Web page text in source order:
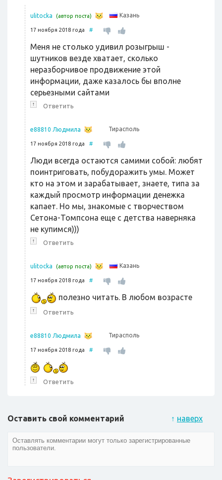
ulitocka (автор поста) Казань
17 ноября 2018 года #
Меня не столько удивил розыгрыш -
шутников везде хватает, сколько
неразборчивое продвижение этой
информации, даже казалось бы вполне
серьезными сайтами
↑ Ответить
e88810 Людмила Тирасполь
17 ноября 2018 года #
Люди всегда остаются самими собой: любят
поинтриговать, побудоражить умы. Может
кто на этом и зарабатывает, знаете, типа за
каждый просмотр информации денежка
капает. Но мы, знакомые с творчеством
Сетона-Томпсона еще с детства наверняка
не купимся)))
↑ Ответить
ulitocka (автор поста) Казань
17 ноября 2018 года #
полезно читать. В любом возрасте
↑ Ответить
e88810 Людмила Тирасполь
17 ноября 2018 года #
↑ Ответить
↑ наверх
Оставить свой комментарий